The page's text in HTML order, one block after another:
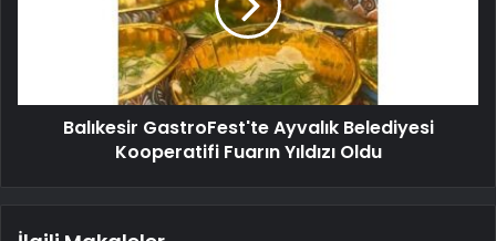
Balıkesir GastroFest'te Ayvalık Belediyesi
Kooperatifi Fuarın Yıldızı Oldu